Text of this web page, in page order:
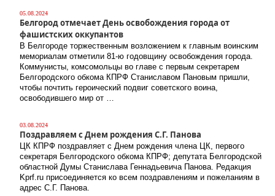
05.08.2024
Белгород отмечает День освобождения города от
фашистских оккупантов
В Белгороде торжественным возложением к главным воинским
мемориалам отметили 81-ю годовщину освобождения города.
Коммунисты, комсомольцы во главе с первым секретарем
Белгородского обкома КПРФ Станиславом Пановым пришли,
чтобы почтить героический подвиг советского воина,
освободившего мир от …
03.08.2024
Поздравляем с Днем рождения С.Г. Панова
ЦК КПРФ поздравляет с Днем рождения члена ЦК, первого
секретаря Белгородского обкома КПРФ; депутата Белгородской
областной Думы Станислава Геннадьевича Панова. Редакция
Kprf.ru присоединяется ко всем поздравлениям и пожеланиям в
адрес С.Г. Панова.